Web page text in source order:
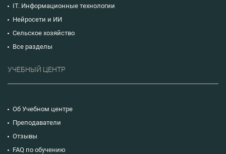
IT. Информационные технологии
Нейросети и ИИ
Сельское хозяйство
Все разделы
УЧЕБНЫЙ ЦЕНТР
Об Учебном центре
Преподаватели
Отзывы
FAQ по обучению